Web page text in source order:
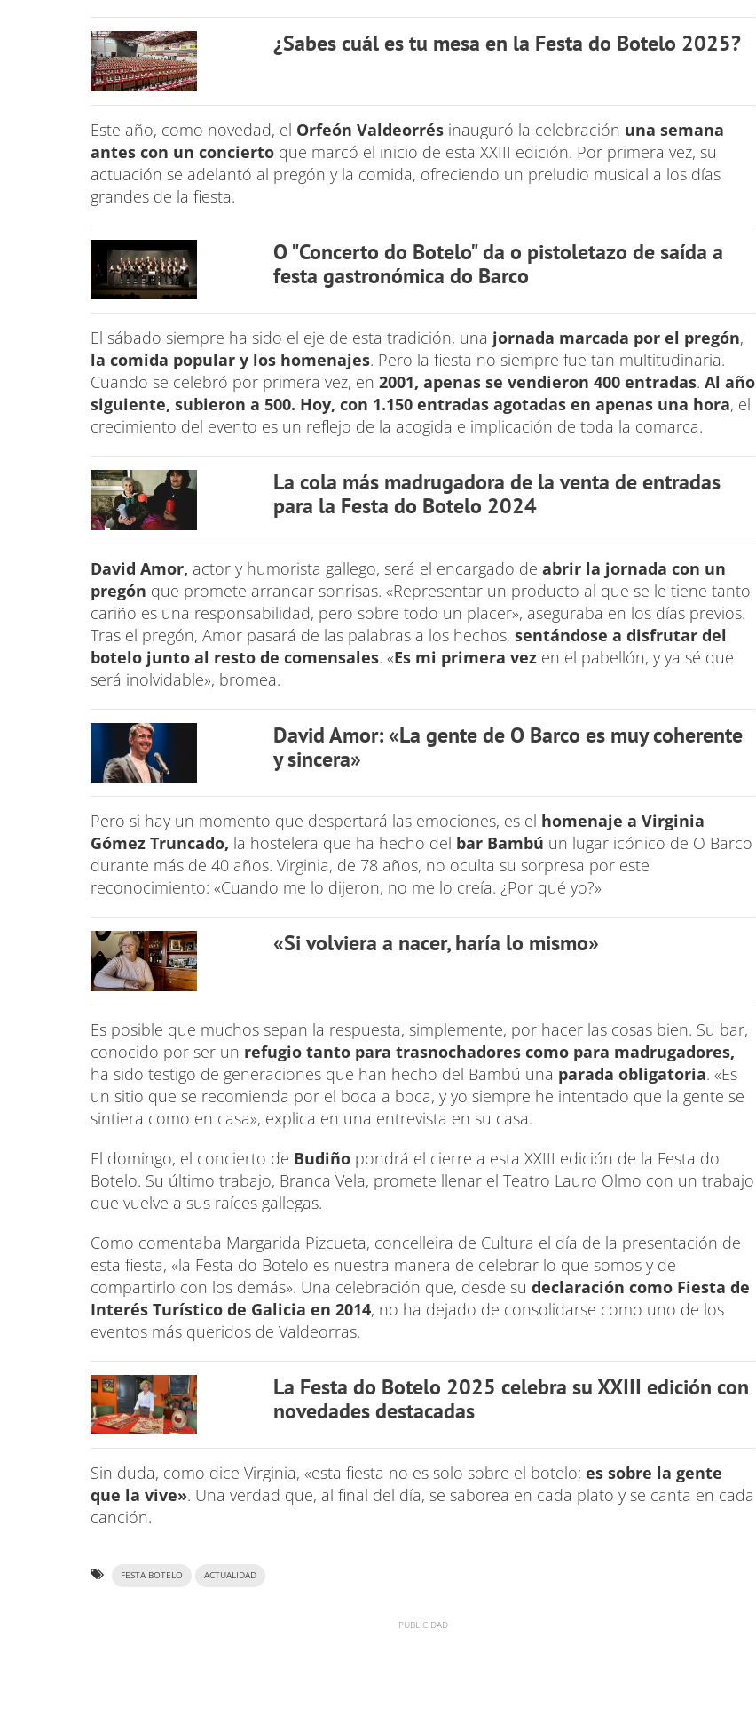
¿Sabes cuál es tu mesa en la Festa do Botelo 2025?
Este año, como novedad, el Orfeón Valdeorrés inauguró la celebración una semana
antes con un concierto que marcó el inicio de esta XXIII edición. Por primera vez, su
actuación se adelantó al pregón y la comida, ofreciendo un preludio musical a los días
grandes de la fiesta.
O "Concerto do Botelo" da o pistoletazo de saída a
festa gastronómica do Barco
El sábado siempre ha sido el eje de esta tradición, una jornada marcada por el pregón,
la comida popular y los homenajes. Pero la fiesta no siempre fue tan multitudinaria.
Cuando se celebró por primera vez, en 2001, apenas se vendieron 400 entradas. Al año
siguiente, subieron a 500. Hoy, con 1.150 entradas agotadas en apenas una hora, el
crecimiento del evento es un reflejo de la acogida e implicación de toda la comarca.
La cola más madrugadora de la venta de entradas
para la Festa do Botelo 2024
David Amor, actor y humorista gallego, será el encargado de abrir la jornada con un
pregón que promete arrancar sonrisas. «Representar un producto al que se le tiene tanto
cariño es una responsabilidad, pero sobre todo un placer», aseguraba en los días previos.
Tras el pregón, Amor pasará de las palabras a los hechos, sentándose a disfrutar del
botelo junto al resto de comensales. «Es mi primera vez en el pabellón, y ya sé que
será inolvidable», bromea.
David Amor: «La gente de O Barco es muy coherente
y sincera»
Pero si hay un momento que despertará las emociones, es el homenaje a Virginia
Gómez Truncado, la hostelera que ha hecho del bar Bambú un lugar icónico de O Barco
durante más de 40 años. Virginia, de 78 años, no oculta su sorpresa por este
reconocimiento: «Cuando me lo dijeron, no me lo creía. ¿Por qué yo?»
«Si volviera a nacer, haría lo mismo»
Es posible que muchos sepan la respuesta, simplemente, por hacer las cosas bien. Su bar,
conocido por ser un refugio tanto para trasnochadores como para madrugadores,
ha sido testigo de generaciones que han hecho del Bambú una parada obligatoria. «Es
un sitio que se recomienda por el boca a boca, y yo siempre he intentado que la gente se
sintiera como en casa», explica en una entrevista en su casa.
El domingo, el concierto de Budiño pondrá el cierre a esta XXIII edición de la Festa do
Botelo. Su último trabajo, Branca Vela, promete llenar el Teatro Lauro Olmo con un trabajo
que vuelve a sus raíces gallegas.
Como comentaba Margarida Pizcueta, concelleira de Cultura el día de la presentación de
esta fiesta, «la Festa do Botelo es nuestra manera de celebrar lo que somos y de
compartirlo con los demás». Una celebración que, desde su declaración como Fiesta de
Interés Turístico de Galicia en 2014, no ha dejado de consolidarse como uno de los
eventos más queridos de Valdeorras.
La Festa do Botelo 2025 celebra su XXIII edición con
novedades destacadas
Sin duda, como dice Virginia, «esta fiesta no es solo sobre el botelo; es sobre la gente
que la vive». Una verdad que, al final del día, se saborea en cada plato y se canta en cada
canción.
FESTA BOTELO ACTUALIDAD